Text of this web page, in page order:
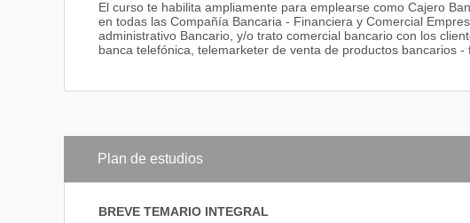
El curso te habilita ampliamente para emplearse como Cajero
en todas las Compañía Bancaria - Financiera y Comercial
administrativo Bancario, y/o trato comercial bancario con los
banca telefónica, telemarketer de venta de productos bancarios
Plan de estudios
BREVE TEMARIO INTEGRAL